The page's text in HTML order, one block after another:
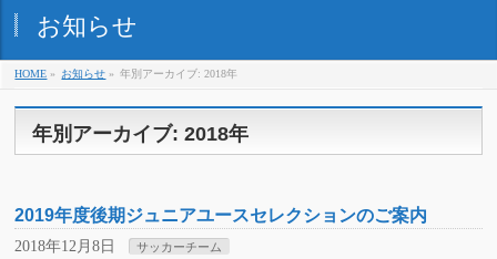
お知らせ
HOME » お知らせ » 年別アーカイブ: 2018年
年別アーカイブ: 2018年
2019年度後期ジュニアユースセレクションのご案内
2018年12月8日 サッカーチーム